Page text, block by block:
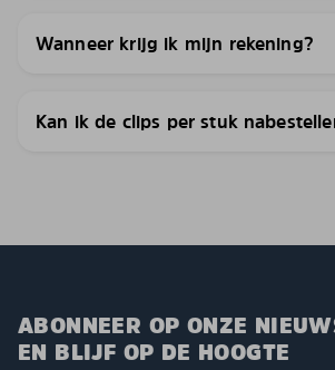
Wanneer krijg ik mijn rekening?
Kan ik de clips per stuk
ABONNEER OP ONZE
EN BLIJF OP DE HOOGTE